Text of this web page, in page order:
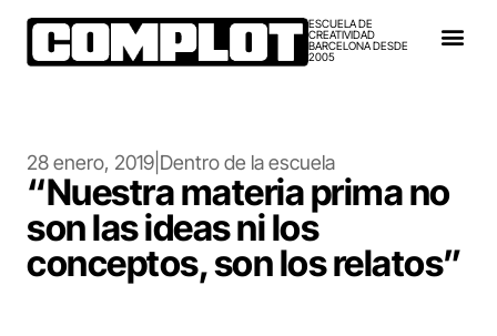
ESCUELA DE
CREATIVIDAD
BARCELONA DESDE
2005
28 enero, 2019 Dentro de la escuela
“Nuestra materia prima no
son las ideas ni los
conceptos, son los relatos”